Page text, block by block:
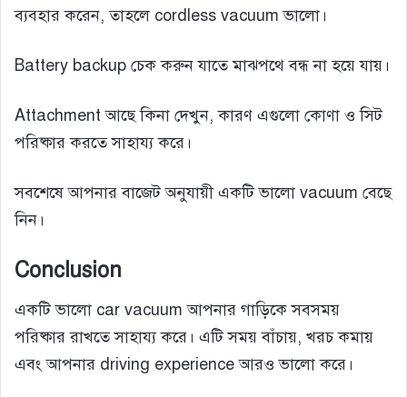
ব্যবহার করেন, তাহলে cordless vacuum ভালো।
Battery backup চেক করুন যাতে মাঝপথে বন্ধ না হয়ে যায়।
Attachment আছে কিনা দেখুন, কারণ এগুলো কোণা ও সিট
পরিষ্কার করতে সাহায্য করে।
সবশেষে আপনার বাজেট অনুযায়ী একটি ভালো vacuum বেছে
নিন।
Conclusion
একটি ভালো car vacuum আপনার গাড়িকে সবসময়
পরিষ্কার রাখতে সাহায্য করে। এটি সময় বাঁচায়, খরচ কমায়
এবং আপনার driving experience আরও ভালো করে।